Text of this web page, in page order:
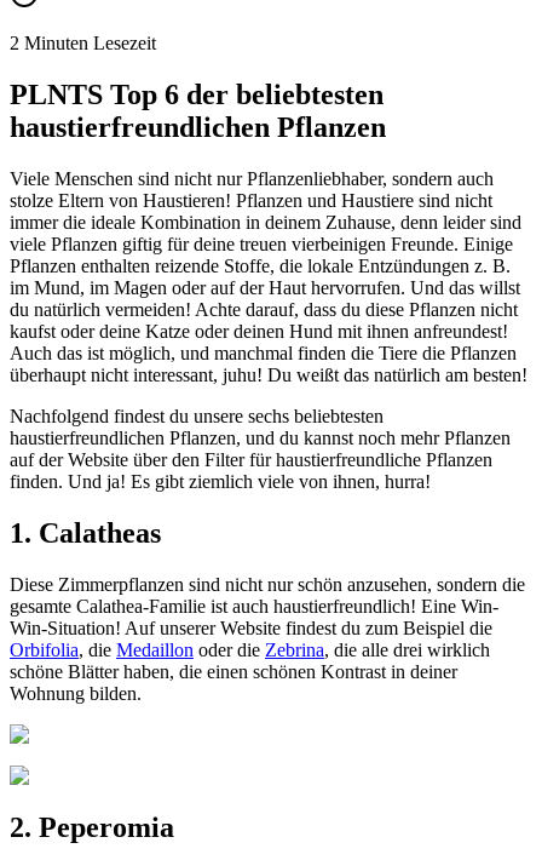
2 Minuten Lesezeit
PLNTS Top 6 der beliebtesten
haustierfreundlichen Pflanzen
Viele Menschen sind nicht nur Pflanzenliebhaber, sondern auch
stolze Eltern von Haustieren! Pflanzen und Haustiere sind nicht
immer die ideale Kombination in deinem Zuhause, denn leider sind
viele Pflanzen giftig für deine treuen vierbeinigen Freunde. Einige
Pflanzen enthalten reizende Stoffe, die lokale Entzündungen z. B.
im Mund, im Magen oder auf der Haut hervorrufen. Und das willst
du natürlich vermeiden! Achte darauf, dass du diese Pflanzen nicht
kaufst oder deine Katze oder deinen Hund mit ihnen anfreundest!
Auch das ist möglich, und manchmal finden die Tiere die Pflanzen
überhaupt nicht interessant, juhu! Du weißt das natürlich am besten!
Nachfolgend findest du unsere sechs beliebtesten
haustierfreundlichen Pflanzen, und du kannst noch mehr Pflanzen
auf der Website über den Filter für haustierfreundliche Pflanzen
finden. Und ja! Es gibt ziemlich viele von ihnen, hurra!
1. Calatheas
Diese Zimmerpflanzen sind nicht nur schön anzusehen, sondern die
gesamte Calathea-Familie ist auch haustierfreundlich! Eine Win-
Win-Situation! Auf unserer Website findest du zum Beispiel die
Orbifolia, die Medaillon oder die Zebrina, die alle drei wirklich
schöne Blätter haben, die einen schönen Kontrast in deiner
Wohnung bilden.
2. Peperomia